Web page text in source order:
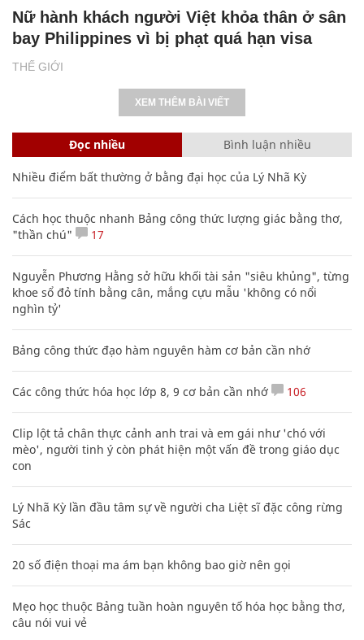
THẾ GIỚI
Nữ hành khách người Việt khỏa thân ở sân
bay Philippines vì bị phạt quá hạn visa
XEM THÊM BÀI VIẾT
Đọc nhiều Bình luận nhiều
Nhiều điểm bất thường ở bằng đại học của Lý Nhã Kỳ
Cách học thuộc nhanh Bảng công thức lượng giác bằng thơ,
"thần chú"
17
Nguyễn Phương Hằng sở hữu khối tài sản "siêu khủng", từng
khoe sổ đỏ tính bằng cân, mắng cựu mẫu 'không có nổi
nghìn tỷ'
Bảng công thức đạo hàm nguyên hàm cơ bản cần nhớ
Các công thức hóa học lớp 8, 9 cơ bản cần nhớ 106
Clip lột tả chân thực cảnh anh trai và em gái như 'chó với
mèo', người tinh ý còn phát hiện một vấn đề trong giáo dục
con
Lý Nhã Kỳ lần đầu tâm sự về người cha Liệt sĩ đặc công rừng
Sác
20 số điện thoại ma ám bạn không bao giờ nên gọi
Mẹo học thuộc Bảng tuần hoàn nguyên tố hóa học bằng thơ,
câu nói vui vẻ